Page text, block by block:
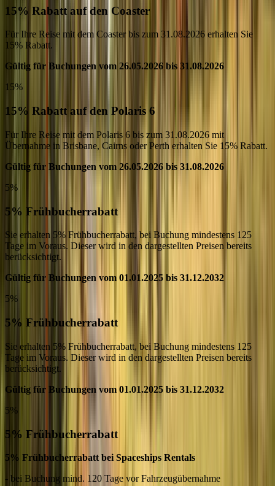
15% Rabatt auf den Coaster
Für Ihre Reise mit dem Coaster bis zum 31.08.2026 erhalten Sie
15% Rabatt.
Gültig für Buchungen vom 26.05.2026 bis 31.08.2026
15%
15% Rabatt auf den Polaris 6
Für Ihre Reise mit dem Polaris 6 bis zum 31.08.2026 mit
Übernahme in Brisbane, Cairns oder Perth erhalten Sie 15% Rabatt.
Gültig für Buchungen vom 26.05.2026 bis 31.08.2026
5%
5% Frühbucherrabatt
Sie erhalten 5% Frühbucherrabatt, bei Buchung mindestens 125
Tage im Voraus. Dieser wird in den dargestellten Preisen bereits
berücksichtigt.
Gültig für Buchungen vom 01.01.2025 bis 31.12.2032
5%
5% Frühbucherrabatt
Sie erhalten 5% Frühbucherrabatt, bei Buchung mindestens 125
Tage im Voraus. Dieser wird in den dargestellten Preisen bereits
berücksichtigt.
Gültig für Buchungen vom 01.01.2025 bis 31.12.2032
5%
5% Frühbucherrabatt
5% Frühbucherrabatt bei Spaceships Rentals
- bei Buchung mind. 120 Tage vor Fahrzeugübernahme